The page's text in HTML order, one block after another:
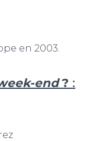
en 2003.
end ? :